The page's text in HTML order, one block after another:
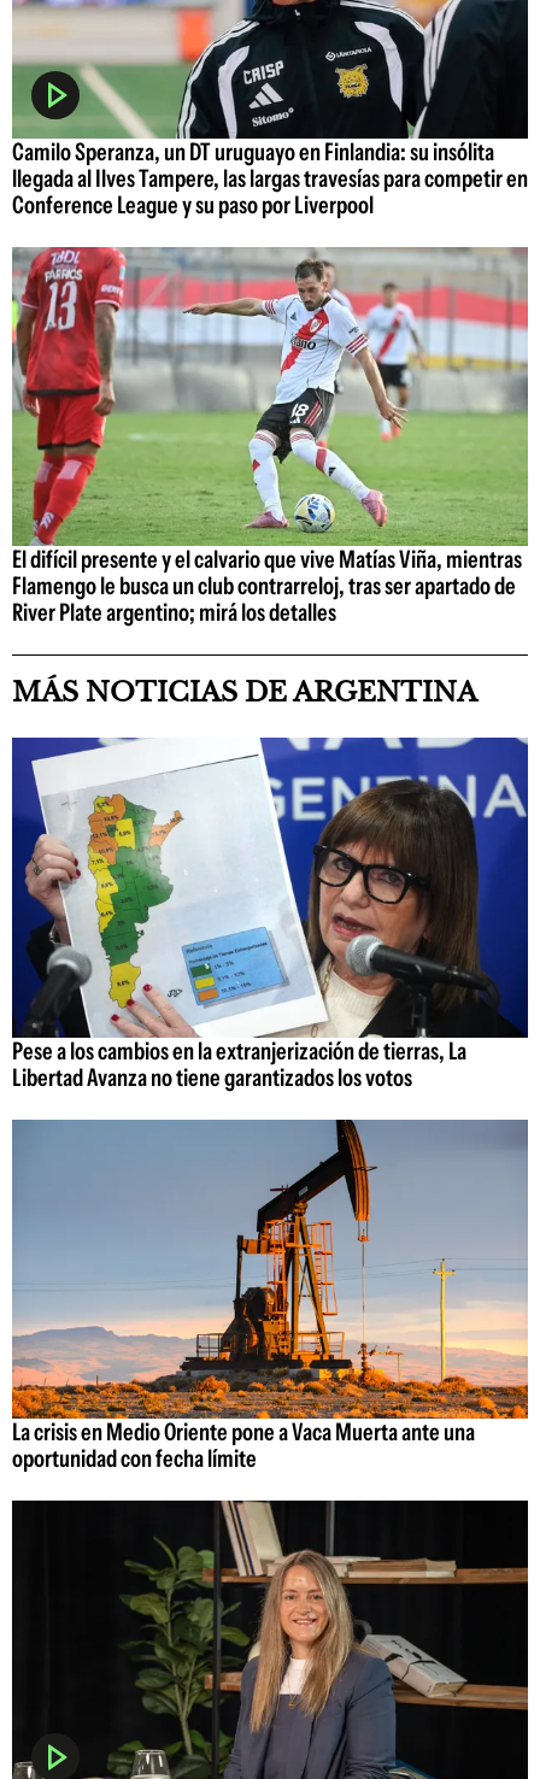
Camilo Speranza, un DT uruguayo en Finlandia: su insólita
llegada al Ilves Tampere, las largas travesías para competir en
Conference League y su paso por Liverpool
El difícil presente y el calvario que vive Matías Viña, mientras
Flamengo le busca un club contrarreloj, tras ser apartado de
River Plate argentino; mirá los detalles
MÁS NOTICIAS DE ARGENTINA
Pese a los cambios en la extranjerización de tierras, La
Libertad Avanza no tiene garantizados los votos
La crisis en Medio Oriente pone a Vaca Muerta ante una
oportunidad con fecha límite